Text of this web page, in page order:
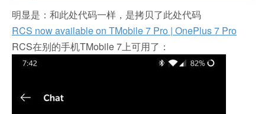
明显是：和此处代码一样，是拷贝了此处代码
RCS now available on TMobile 7 Pro | OnePlus 7 Pro
RCS在别的手机TMobile 7上可用了：